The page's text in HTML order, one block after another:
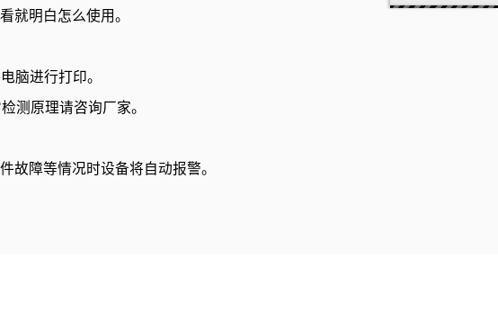
就明白怎么使用。
脑进行打印。
测原理请咨询厂家。
障等情况时设备将自动报警。